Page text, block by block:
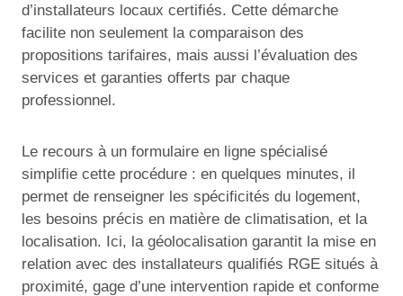
d’installateurs locaux certifiés. Cette démarche
facilite non seulement la comparaison des
propositions tarifaires, mais aussi l’évaluation des
services et garanties offerts par chaque
professionnel.
Le recours à un formulaire en ligne spécialisé
simplifie cette procédure : en quelques minutes, il
permet de renseigner les spécificités du logement,
les besoins précis en matière de climatisation, et la
localisation. Ici, la géolocalisation garantit la mise en
relation avec des installateurs qualifiés RGE situés à
proximité, gage d’une intervention rapide et conforme